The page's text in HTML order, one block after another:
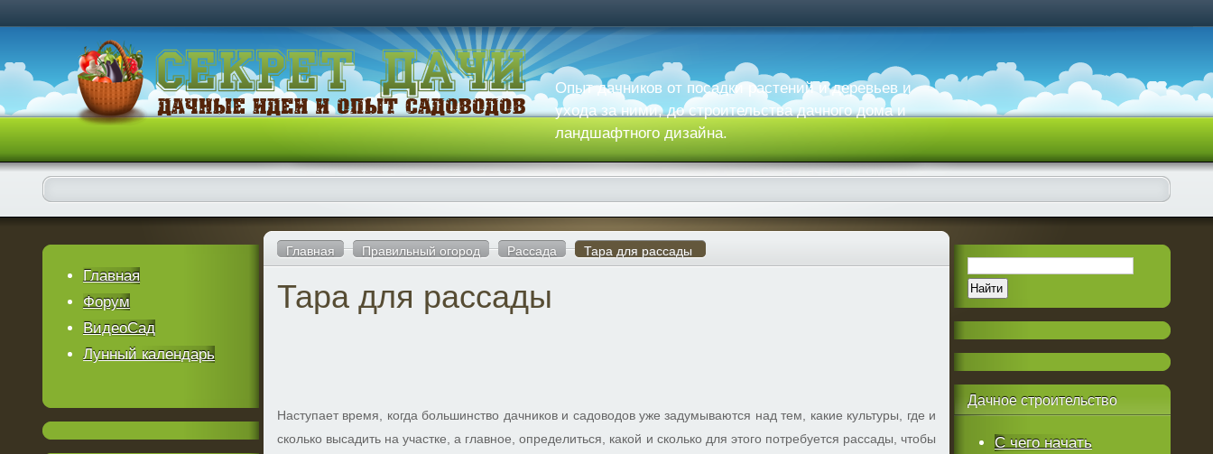
Опыт дачников от посадки растений и деревьев и
ухода за ними, до строительства дачного дома и
ландшафтного дизайна.
Главная Правильный огород Рассада Тара для рассады
Тара для рассады
Наступает время, когда большинство дачников и садоводов уже задумываются над тем, какие культуры, где и
сколько высадить на участке, а главное, определиться, какой и сколько для этого потребуется рассады, чтобы
Главная
Форум
ВидеоСад
Лунный календарь
Дачноестроительство
С чего начать